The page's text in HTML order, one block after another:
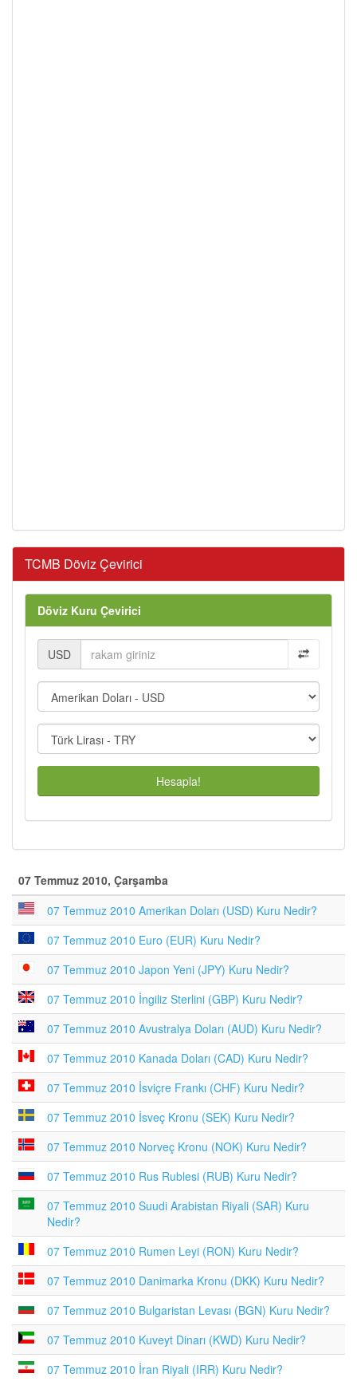
TCMB Döviz Çevirici
Döviz Kuru Çevirici
USD
Hesapla!
07 Temmuz 2010, Çarşamba
07 Temmuz 2010 Amerikan Doları (USD) Kuru Nedir?
07 Temmuz 2010 Euro (EUR) Kuru Nedir?
07 Temmuz 2010 Japon Yeni (JPY) Kuru Nedir?
07 Temmuz 2010 İngiliz Sterlini (GBP) Kuru Nedir?
07 Temmuz 2010 Avustralya Doları (AUD) Kuru Nedir?
07 Temmuz 2010 Kanada Doları (CAD) Kuru Nedir?
07 Temmuz 2010 İsviçre Frankı (CHF) Kuru Nedir?
07 Temmuz 2010 İsveç Kronu (SEK) Kuru Nedir?
07 Temmuz 2010 Norveç Kronu (NOK) Kuru Nedir?
07 Temmuz 2010 Rus Rublesi (RUB) Kuru Nedir?
07 Temmuz 2010 Suudi Arabistan Riyali (SAR) Kuru
Nedir?
07 Temmuz 2010 Rumen Leyi (RON) Kuru Nedir?
07 Temmuz 2010 Danimarka Kronu (DKK) Kuru Nedir?
07 Temmuz 2010 Bulgaristan Levası (BGN) Kuru Nedir?
07 Temmuz 2010 Kuveyt Dinarı (KWD) Kuru Nedir?
07 Temmuz 2010 İran Riyali (IRR) Kuru Nedir?